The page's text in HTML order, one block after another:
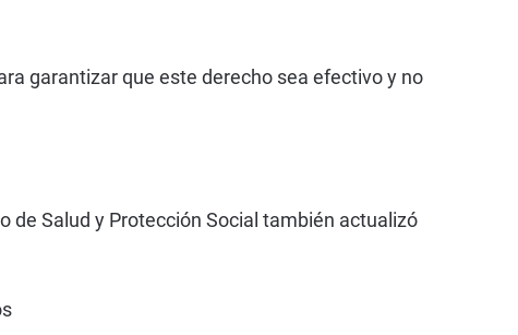
garantizar que este derecho sea efectivo y no
de Salud y Protección Social también actualizó